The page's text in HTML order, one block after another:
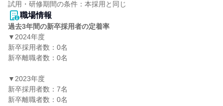
職場情報
過去3年間の新卒採用者の定着率
▼2024年度
新卒採用者数：0名
新卒離職者数：0名
▼2023年度
新卒採用者数：7名
新卒離職者数：0名